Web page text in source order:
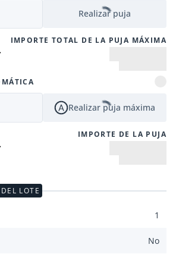
Realizar puja
IMPORTE TOTAL DE LA PUJA MÁXIMA
Realizar puja máxima
IMPORTE DE LA PUJA
LOTE
1
No